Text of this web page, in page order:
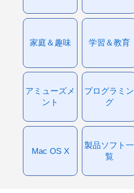
家庭＆趣味 学習＆教育
アミューズメ
ント
プログラミン
グ
Mac OS X
製品ソフト一
覧